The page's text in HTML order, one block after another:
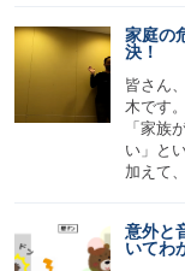
家庭の
決！
皆さん
木です
「家族
い」と
加えて
意外と
いてわ